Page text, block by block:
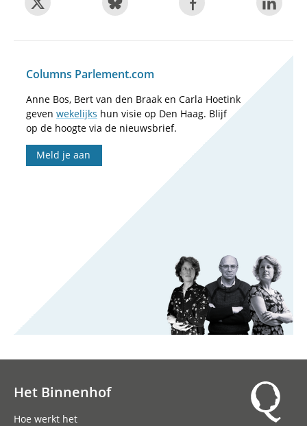
Columns Parlement.com
Anne Bos, Bert van den Braak en Carla Hoetink
geven wekelijks hun visie op Den Haag. Blijf
op de hoogte via de nieuwsbrief.
Meld je aan
Het Binnenhof
Hoe werkt het